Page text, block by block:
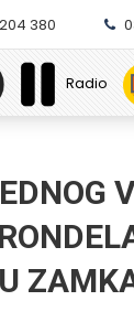
380
Radio